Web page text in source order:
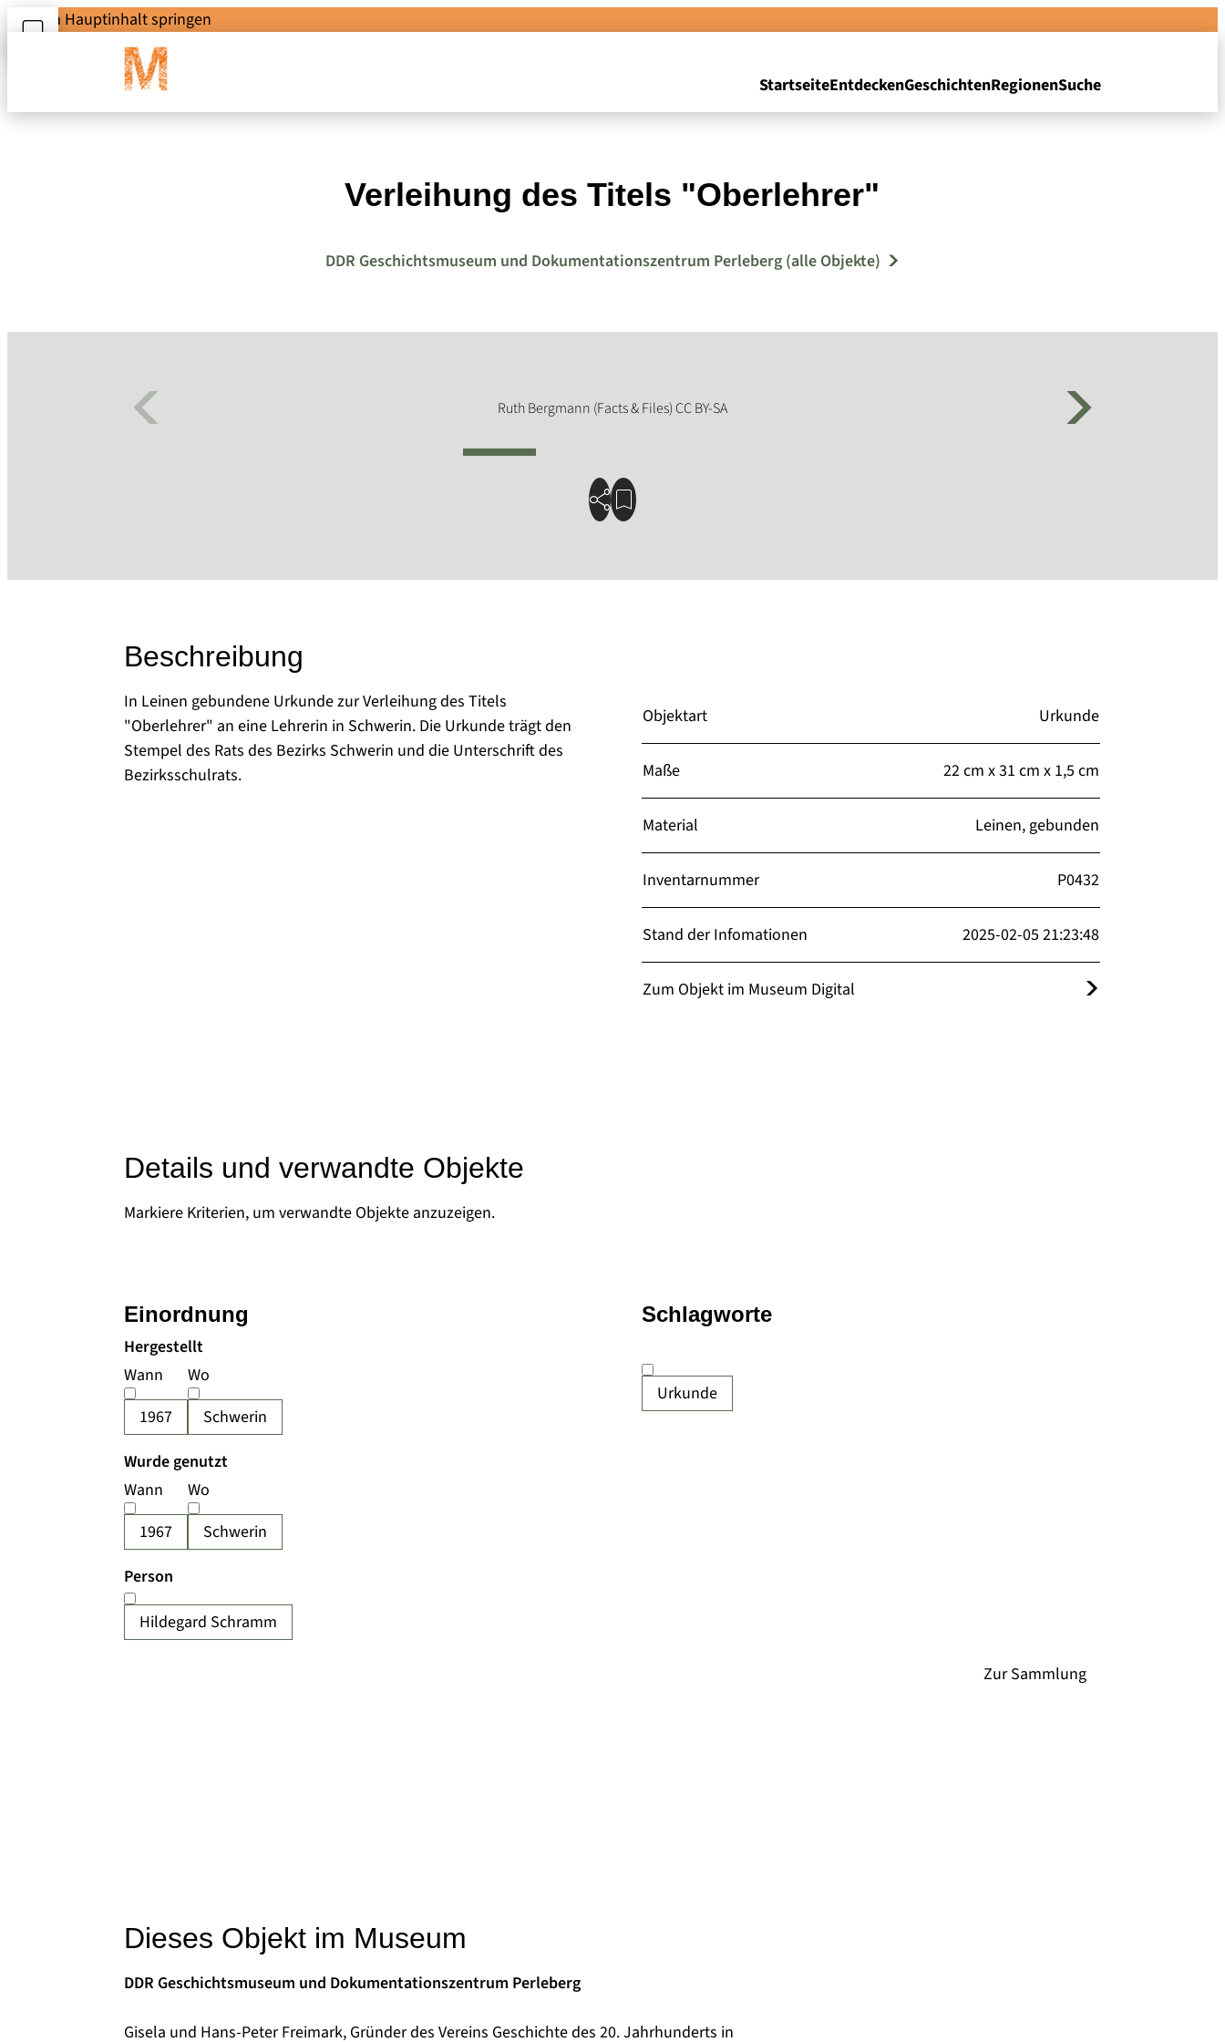
Zum Hauptinhalt springen
StartseiteEntdeckenGeschichtenRegionenSuche
Verleihung des Titels "Oberlehrer"
DDR Geschichtsmuseum und Dokumentationszentrum Perleberg (alle Objekte)
Beschreibung
In Leinen gebundene Urkunde zur Verleihung des Titels
"Oberlehrer" an eine Lehrerin in Schwerin. Die Urkunde trägt den
Stempel des Rats des Bezirks Schwerin und die Unterschrift des
Bezirksschulrats.
Objektart Urkunde
Maße 22 cm x 31 cm x 1,5 cm
Material Leinen, gebunden
Inventarnummer P0432
Stand der Infomationen 2025-02-05 21:23:48
Zum Objekt im Museum Digital
Details und verwandte Objekte
Markiere Kriterien, um verwandte Objekte anzuzeigen.
Hergestellt
Wann
1967
Wo
Schwerin
Wurde genutzt
Wann
1967
Wo
Schwerin
Person
Hildegard Schramm
Urkunde
Einordnung Schlagworte
Dieses Objekt im Museum
DDR Geschichtsmuseum und Dokumentationszentrum Perleberg
Gisela und Hans-Peter Freimark, Gründer des Vereins Geschichte des 20. Jahrhunderts in